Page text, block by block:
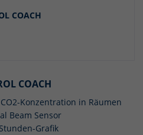
COACH
COACH
Konzentration in Räumen
Beam Sensor
Grafik